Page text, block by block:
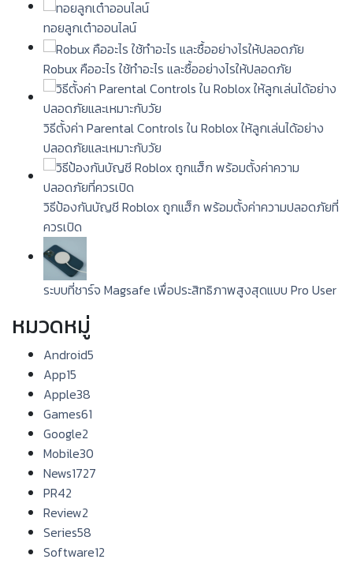
ทอยลูกเต๋าออนไลน์
Robux คืออะไร ใช้ทำอะไร และซื้ออย่างไรให้ปลอดภัย
วิธีตั้งค่า Parental Controls ใน Roblox ให้ลูกเล่นได้อย่าง
ปลอดภัยและเหมาะกับวัย
วิธีป้องกันบัญชี Roblox ถูกแฮ็ก พร้อมตั้งค่าความปลอดภัยที่
ควรเปิด
ระบบที่ชาร์จ Magsafe เพื่อประสิทธิภาพสูงสุดแบบ Pro User
หมวดหมู่
Android5
App15
Apple38
Games61
Google2
Mobile30
News1727
PR42
Review2
Series58
Software12